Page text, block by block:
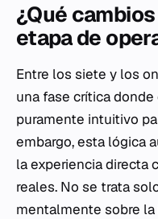
¿Qué
etapa de
Entre los siete y los
una fase crítica
puramente intuitivo
embargo, esta lógica
la experiencia directa
reales. No se trata
mentalmente sobre la